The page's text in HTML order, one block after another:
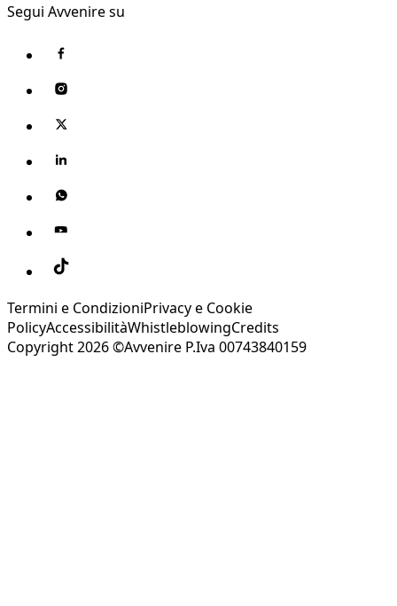
Segui Avvenire su
Termini e CondizioniPrivacy e Cookie
PolicyAccessibilitàWhistleblowingCredits
Copyright 2026 ©Avvenire P.Iva 00743840159